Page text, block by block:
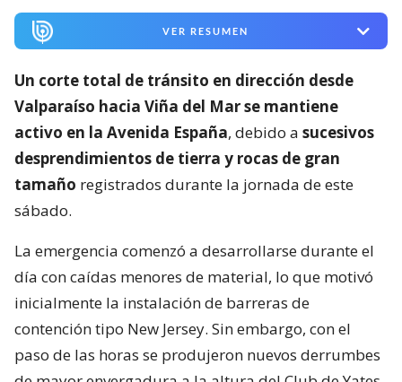
VER RESUMEN
Un corte total de tránsito en dirección desde
Valparaíso hacia Viña del Mar se mantiene
activo en la Avenida España, debido a sucesivos
desprendimientos de tierra y rocas de gran
tamaño registrados durante la jornada de este
sábado.
La emergencia comenzó a desarrollarse durante el
día con caídas menores de material, lo que motivó
inicialmente la instalación de barreras de
contención tipo New Jersey. Sin embargo, con el
paso de las horas se produjeron nuevos derrumbes